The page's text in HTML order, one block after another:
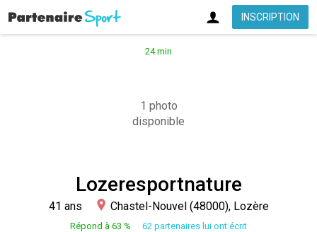
INSCRIPTION
24 min
1 photo
disponible
Lozeresportnature
41 ans Chastel-Nouvel (48000), Lozère
Répond à 63 % 62 partenaires lui ont écrit